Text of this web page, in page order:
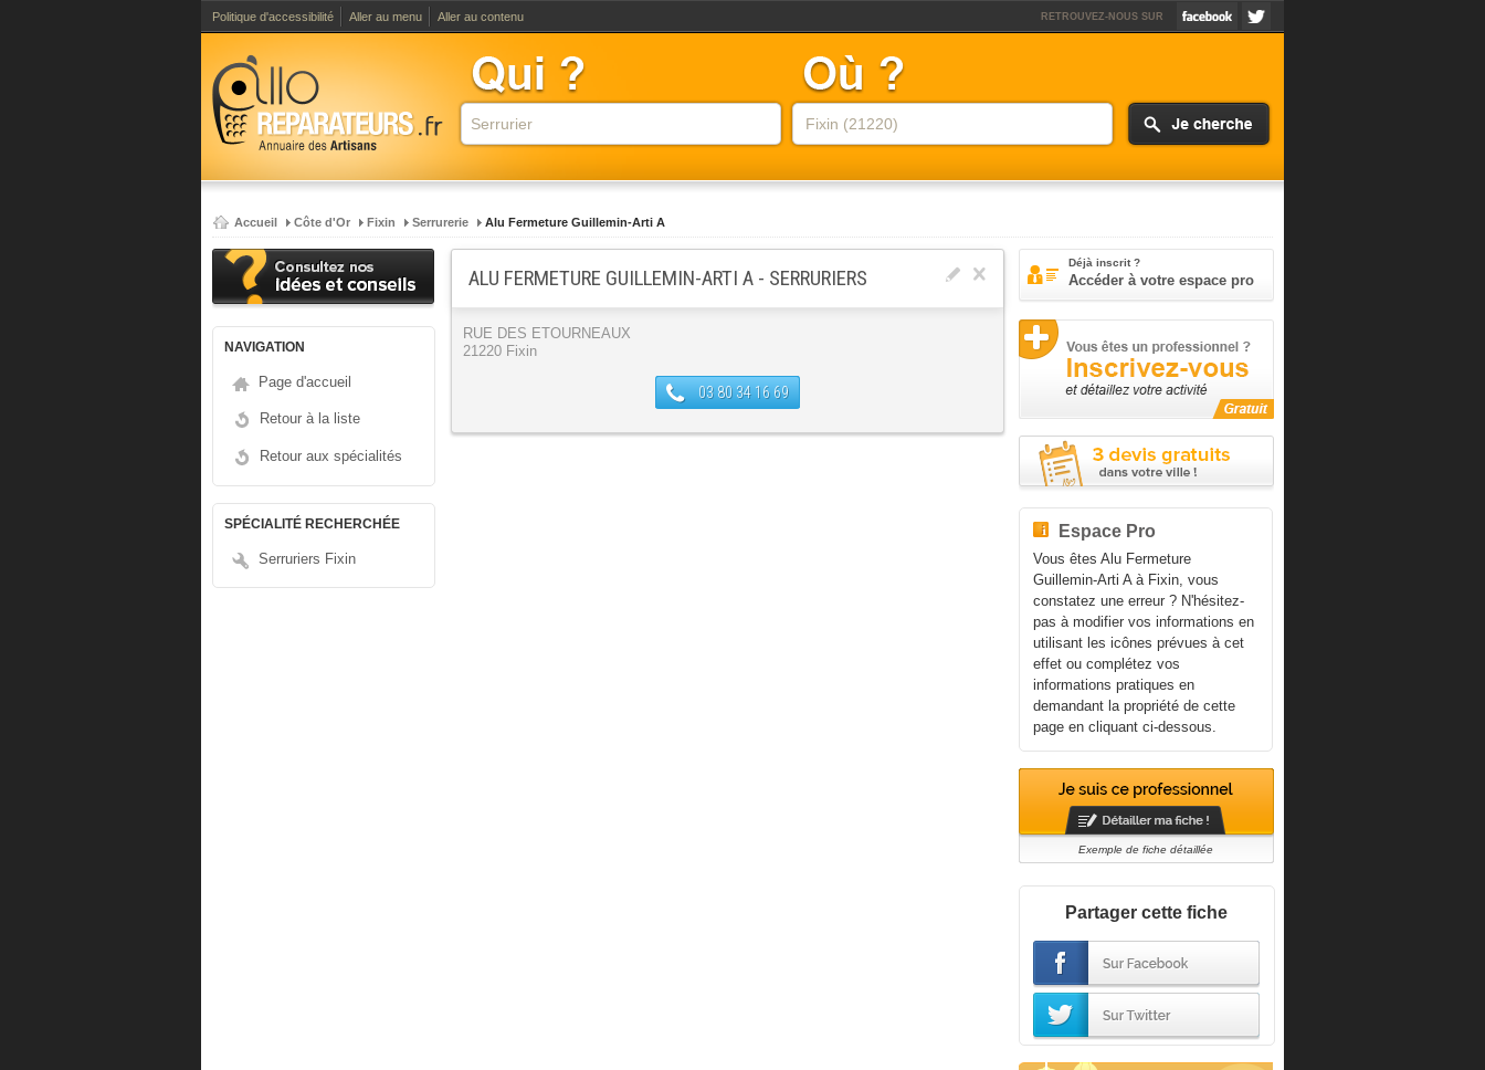
Politique d'accessibilité Aller au menu Aller au contenu RETROUVEZ-NOUS SUR
Accueil Côte d'Or Fixin Serrurerie Alu Fermeture Guillemin-Arti A
NAVIGATION
Page d'accueil
Retour à la liste
Retour aux spécialités
SPÉCIALITÉ RECHERCHÉE
Serruriers Fixin
ALU FERMETURE GUILLEMIN-ARTI A - SERRURIERS
RUE DES ETOURNEAUX
21220 Fixin
03 80 34 16 69
Déjà inscrit ?
Accéder à votre espace pro
Espace Pro
Vous êtes Alu Fermeture
Guillemin-Arti A à Fixin, vous
constatez une erreur ? N'hésitez-
pas à modifier vos informations en
utilisant les icônes prévues à cet
effet ou complétez vos
informations pratiques en
demandant la propriété de cette
page en cliquant ci-dessous.
Exemple de fiche détaillée
Partager cette fiche